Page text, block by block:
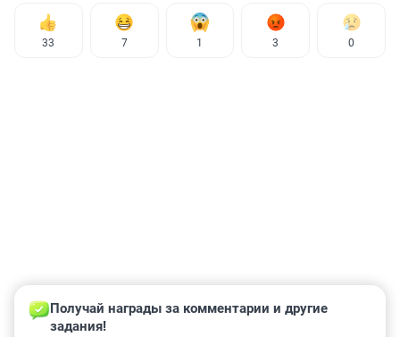
33 7 1 3 0
Получай награды за комментарии и другие
задания!